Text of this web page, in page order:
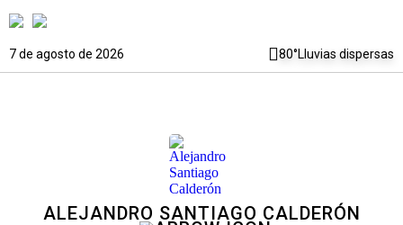
7 de agosto de 2026 80°Lluvias dispersas
ALEJANDRO SANTIAGO CALDERÓN